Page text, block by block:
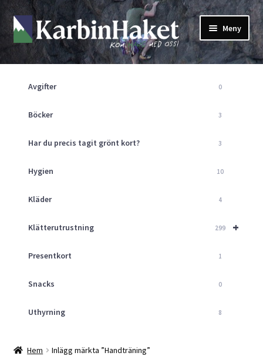
Hoppa
till
navigering
Hoppa
till
innehåll
Meny
Shop
Returpolicy
Mitt Konto
Kurser
Klätterväggen
Aktuellt
Avgifter 0
Böcker 3
Har du precis tagit grönt kort? 3
Hygien 10
Kläder 4
+
Klätterutrustning 299
Presentkort 1
Snacks 0
Uthyrning 8
Hem Inlägg märkta ”Handträning”